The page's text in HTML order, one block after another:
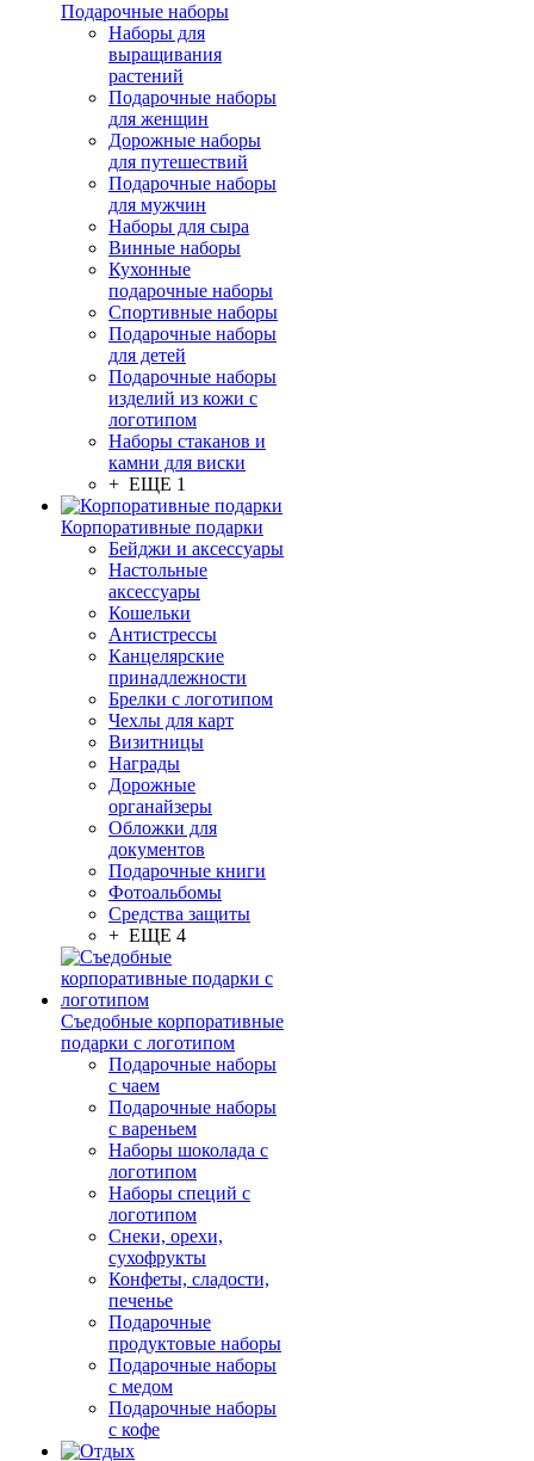
Подарочные наборы
Наборы для
выращивания
растений
Подарочные наборы
для женщин
Дорожные наборы
для путешествий
Подарочные наборы
для мужчин
Наборы для сыра
Винные наборы
Кухонные
подарочные наборы
Спортивные наборы
Подарочные наборы
для детей
Подарочные наборы
изделий из кожи с
логотипом
Наборы стаканов и
камни для виски
+ ЕЩЕ 1
Корпоративные подарки
Бейджи и аксессуары
Настольные
аксессуары
Кошельки
Антистрессы
Канцелярские
принадлежности
Брелки с логотипом
Чехлы для карт
Визитницы
Награды
Дорожные
органайзеры
Обложки для
документов
Подарочные книги
Фотоальбомы
Средства защиты
+ ЕЩЕ 4
Съедобные корпоративные
подарки с логотипом
Подарочные наборы
с чаем
Подарочные наборы
с вареньем
Наборы шоколада с
логотипом
Наборы специй с
логотипом
Снеки, орехи,
сухофрукты
Конфеты, сладости,
печенье
Подарочные
продуктовые наборы
Подарочные наборы
с медом
Подарочные наборы
с кофе